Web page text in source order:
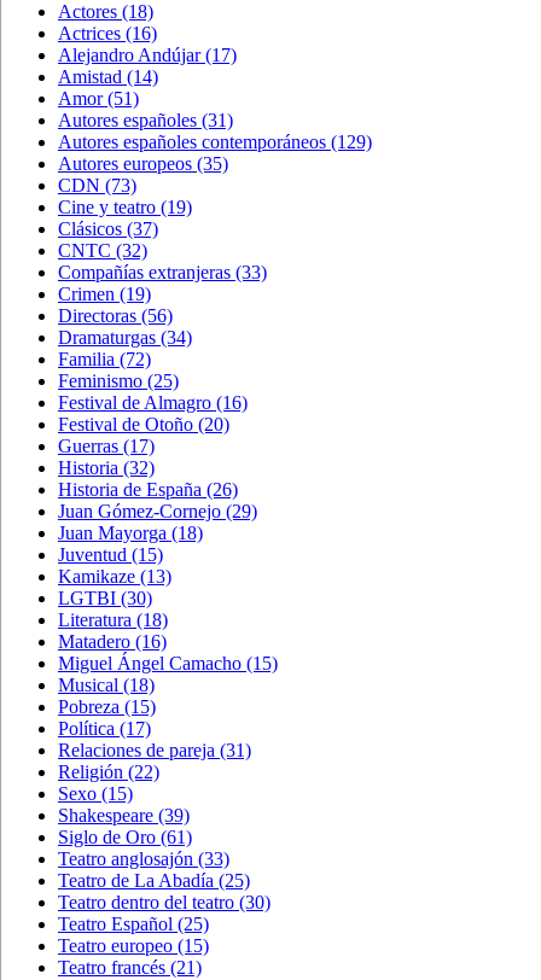
Actores (18)
Actrices (16)
Alejandro Andújar(17)
Amistad (14)
Amor(51)
Autores españoles (31)
Autores españoles contemporáneos (129)
Autores europeos (35)
CDN (73)
Cine y teatro (19)
Clásicos (37)
CNTC (32)
Compañías extranjeras (33)
Crimen (19)
Directoras (56)
Dramaturgas (34)
Familia (72)
Feminismo (25)
Festival de Almagro (16)
Festival de Otoño (20)
Guerras (17)
Historia (32)
Historia de España (26)
Juan Gómez-Cornejo (29)
Juan Mayorga (18)
Juventud (15)
Kamikaze (13)
LGTBI (30)
Literatura (18)
Matadero (16)
Miguel Ángel Camacho (15)
Musical (18)
Pobreza (15)
Política (17)
Relaciones de pareja (31)
Religión (22)
Sexo (15)
Shakespeare (39)
Siglo de Oro (61)
Teatro anglosajón (33)
Teatro de La Abadía (25)
Teatro dentro del teatro (30)
Teatro Español (25)
Teatro europeo (15)
Teatro francés (21)